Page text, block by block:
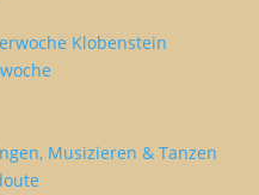
Klobenstein
Musizieren & Tanzen